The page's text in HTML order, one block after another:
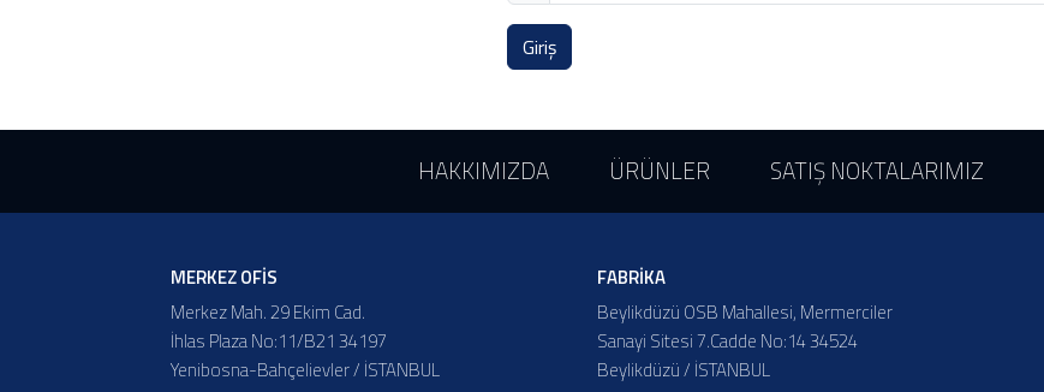
Giriş
HAKKIMIZDA ÜRÜNLER SATIŞ NOKTALARIMIZ
MERKEZ OFİS
Merkez Mah. 29 Ekim Cad.
İhlas Plaza No:11/B21 34197
Yenibosna-Bahçelievler / İSTANBUL
FABRİKA
Beylikdüzü OSB Mahallesi, Mermerciler
Sanayi Sitesi 7.Cadde No:14 34524
Beylikdüzü / İSTANBUL